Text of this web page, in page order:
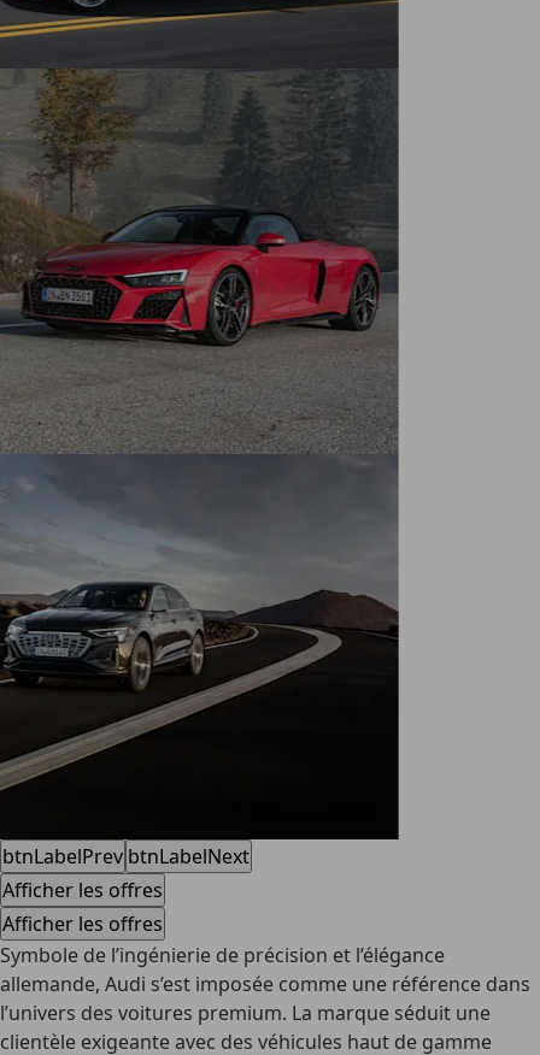
btnLabelPrev btnLabelNext
Afficher les offres
Afficher les offres
Symbole de l’ingénierie de précision et l’élégance
allemande, Audi s’est imposée comme une référence dans
l’univers des voitures premium. La marque séduit une
clientèle exigeante avec des véhicules haut de gamme